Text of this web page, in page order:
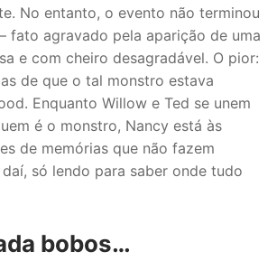
No entanto, o evento não terminou
fato agravado pela aparição de uma
e com cheiro desagradável. O pior:
de que o tal monstro estava
Enquanto Willow e Ted se unem
é o monstro, Nancy está às
de memórias que não fazem
só lendo para saber onde tudo
bobos…